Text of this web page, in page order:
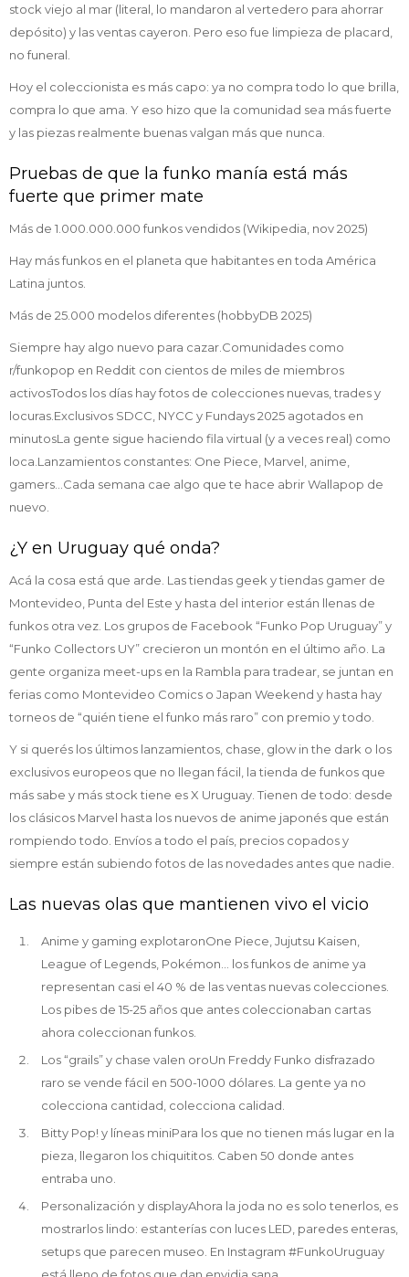
stock viejo al mar (literal, lo mandaron al vertedero para ahorrar
depósito) y las ventas cayeron. Pero eso fue limpieza de placard,
no funeral.
Hoy el coleccionista es más capo: ya no compra todo lo que brilla,
compra lo que ama. Y eso hizo que la comunidad sea más fuerte
y las piezas realmente buenas valgan más que nunca.
Pruebas de que la funko manía está más
fuerte que primer mate
Más de 1.000.000.000 funkos vendidos (Wikipedia, nov 2025)
Hay más funkos en el planeta que habitantes en toda América
Latina juntos.
Más de 25.000 modelos diferentes (hobbyDB 2025)
Siempre hay algo nuevo para cazar.Comunidades como
r/funkopop en Reddit con cientos de miles de miembros
activosTodos los días hay fotos de colecciones nuevas, trades y
locuras.Exclusivos SDCC, NYCC y Fundays 2025 agotados en
minutosLa gente sigue haciendo fila virtual (y a veces real) como
loca.Lanzamientos constantes: One Piece, Marvel, anime,
gamers…Cada semana cae algo que te hace abrir Wallapop de
nuevo.
¿Y en Uruguay qué onda?
Acá la cosa está que arde. Las tiendas geek y tiendas gamer de
Montevideo, Punta del Este y hasta del interior están llenas de
funkos otra vez. Los grupos de Facebook “Funko Pop Uruguay” y
“Funko Collectors UY” crecieron un montón en el último año. La
gente organiza meet-ups en la Rambla para tradear, se juntan en
ferias como Montevideo Comics o Japan Weekend y hasta hay
torneos de “quién tiene el funko más raro” con premio y todo.
Y si querés los últimos lanzamientos, chase, glow in the dark o los
exclusivos europeos que no llegan fácil, la tienda de funkos que
más sabe y más stock tiene es X Uruguay. Tienen de todo: desde
los clásicos Marvel hasta los nuevos de anime japonés que están
rompiendo todo. Envíos a todo el país, precios copados y
siempre están subiendo fotos de las novedades antes que nadie.
Las nuevas olas que mantienen vivo el vicio
Anime y gaming explotaronOne Piece, Jujutsu Kaisen,
League of Legends, Pokémon… los funkos de anime ya
representan casi el 40 % de las ventas nuevas colecciones.
Los pibes de 15-25 años que antes coleccionaban cartas
ahora coleccionan funkos.
Los “grails” y chase valen oroUn Freddy Funko disfrazado
raro se vende fácil en 500-1000 dólares. La gente ya no
colecciona cantidad, colecciona calidad.
Bitty Pop! y líneas miniPara los que no tienen más lugar en la
pieza, llegaron los chiquititos. Caben 50 donde antes
entraba uno.
Personalización y displayAhora la joda no es solo tenerlos, es
mostrarlos lindo: estanterías con luces LED, paredes enteras,
setups que parecen museo. En Instagram #FunkoUruguay